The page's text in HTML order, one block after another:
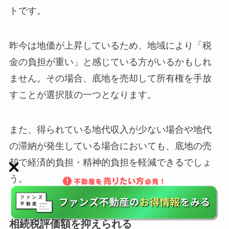
トです。
昨今は地価が上昇しているため、地域により「税
金の負担が重い」と感じている方がいるかもしれ
ません。その場合、底地を売却して所有権を手放
すことが選択肢の一つとなります。
また、得られている地代収入が少ない場合や地代
の滞納が発生している場合においても、底地の売
却で経済的負担・精神的負担を軽減できるでしょ
う。
相続税評価額を抑えられる